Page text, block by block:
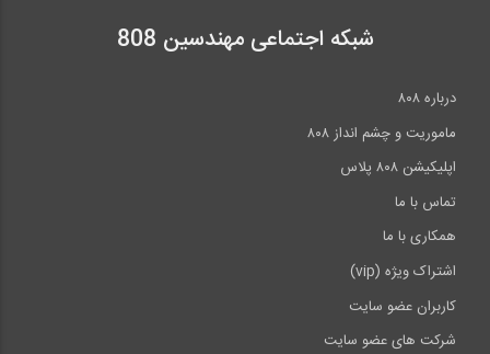
شبکه اجتماعی مهندسین 808
درباره ۸۰۸
ماموریت و چشم انداز ۸۰۸
اپلیکیشن ۸۰۸ پلاس
تماس با ما
همکاری با ما
اشتراک ویژه (vip)
کاربران عضو سایت
شرکت های عضو سایت